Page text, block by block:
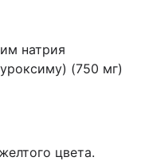
натрия
(750 мг)
цвета.